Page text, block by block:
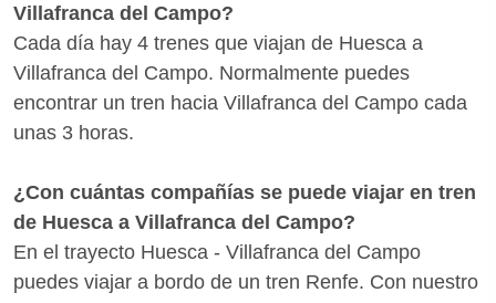
Villafranca del Campo?
Cada día hay 4 trenes que viajan de Huesca a
Villafranca del Campo. Normalmente puedes
encontrar un tren hacia Villafranca del Campo cada
unas 3 horas.
¿Con cuántas compañías se puede viajar en tren
de Huesca a Villafranca del Campo?
En el trayecto Huesca - Villafranca del Campo
puedes viajar a bordo de un tren Renfe. Con nuestro